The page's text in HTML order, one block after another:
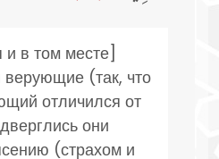
в том месте]
(так, что
отличился от
они
(страхом и